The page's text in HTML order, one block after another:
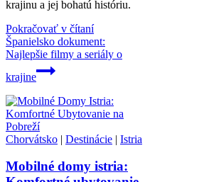
krajinu a jej bohatú históriu.
Pokračovať v čítaní
Španielsko dokument:
Najlepšie filmy a seriály o
krajine
Chorvátsko | Destinácie | Istria
Mobilné domy istria: